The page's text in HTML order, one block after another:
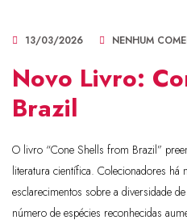
13/03/2026 NENHUM
Novo Livro:
Brazil
O livro “Cone Shells from Brazil”
literatura científica. Colecionadores há
esclarecimentos sobre a diversidade
número de espécies reconhecidas